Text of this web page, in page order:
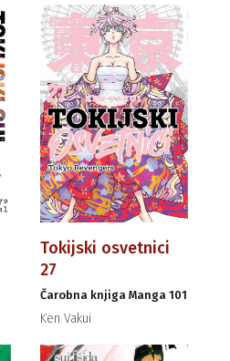
Tokijski osvetnici
27
Čarobna knjiga Manga 101
Ken Vakui